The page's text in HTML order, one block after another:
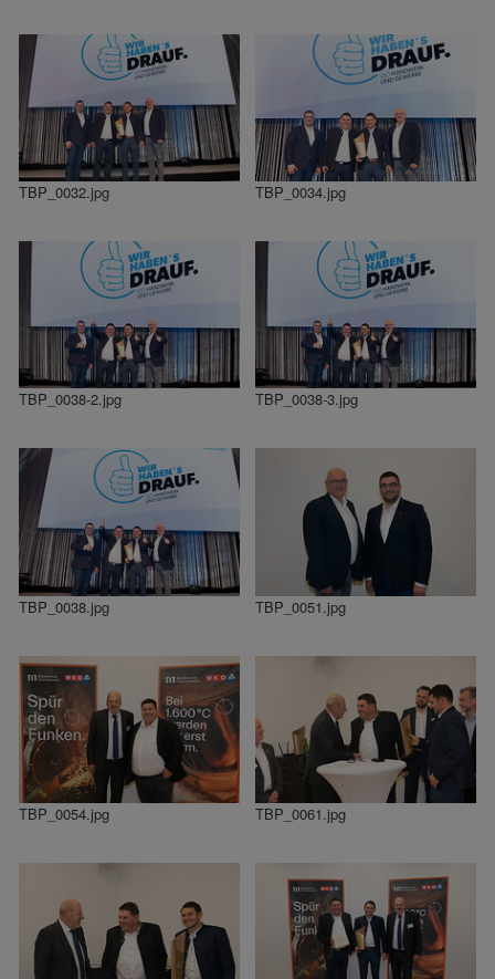
TBP_0032.jpg TBP_0034.jpg
TBP_0038-2.jpg TBP_0038-3.jpg
TBP_0038.jpg TBP_0051.jpg
TBP_0054.jpg TBP_0061.jpg